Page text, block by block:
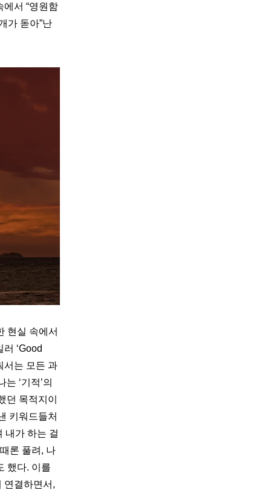
에서 “영원함
가 돋아”난
현실 속에서
‘Good
서는 모든 과
‘기적’의
던 목적지이
키워드들처
내가 하는 걸
론 풀려, 나
했다. 이를
연결하면서,